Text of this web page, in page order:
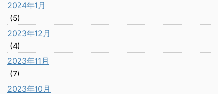
2024年1月
(5)
2023年12月
(4)
2023年11月
(7)
2023年10月